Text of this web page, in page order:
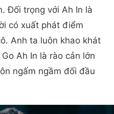
Đối trọng với Ah In là
có xuất phát điểm
Anh ta luôn khao khát
Ah In là rào cản lớn
ngấm ngầm đối đầu